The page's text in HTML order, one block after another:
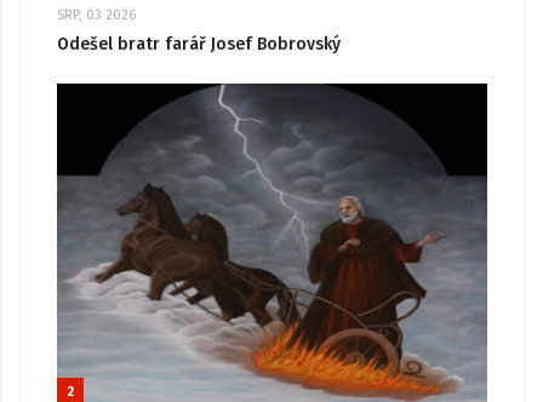
SRP, 03 2026
Odešel bratr farář Josef Bobrovský
2